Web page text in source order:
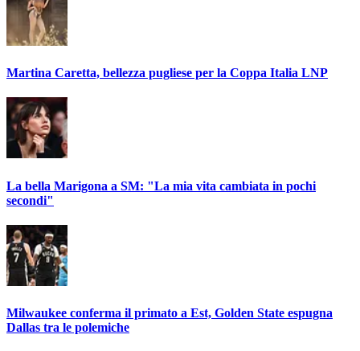
Martina Caretta, bellezza pugliese per la Coppa Italia LNP
La bella Marigona a SM: "La mia vita cambiata in pochi
secondi"
Milwaukee conferma il primato a Est, Golden State espugna
Dallas tra le polemiche